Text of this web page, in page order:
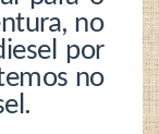
no
por
no